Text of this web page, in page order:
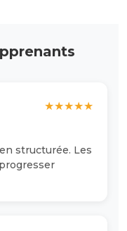
★★★★★
structurée. Les